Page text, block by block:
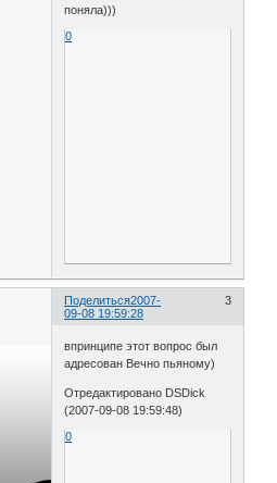
поняла)))
0
Поделиться 3
2007-
09-08 19:59:28
впринципе этот вопрос был
адресован Вечно пьяному)
Отредактировано DSDick
(2007-09-08 19:59:48)
0